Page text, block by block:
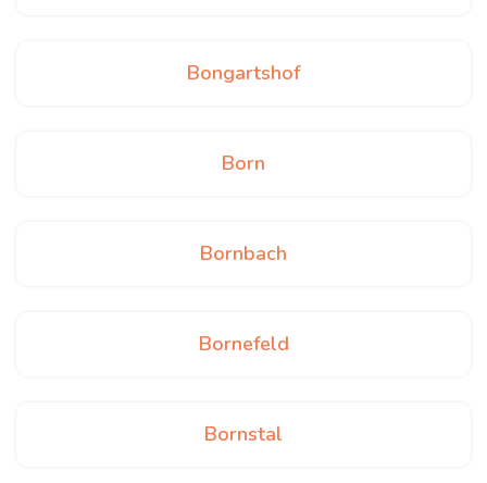
Bongartshof
Born
Bornbach
Bornefeld
Bornstal